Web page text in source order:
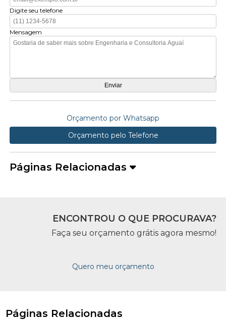
Digite seu telefone
Mensagem
Orçamento por Whatsapp
Orçamento pelo Telefone
Páginas Relacionadas
ENCONTROU O QUE PROCURAVA?
Faça seu orçamento grátis agora mesmo!
Quero meu orçamento
Páginas Relacionadas